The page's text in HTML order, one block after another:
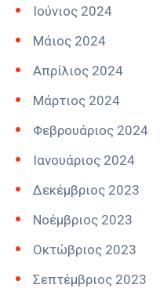
Ιούνιος 2024
Μάιος 2024
Απρίλιος 2024
Μάρτιος 2024
Φεβρουάριος 2024
Ιανουάριος 2024
Δεκέμβριος 2023
Νοέμβριος 2023
Οκτώβριος 2023
Σεπτέμβριος 2023